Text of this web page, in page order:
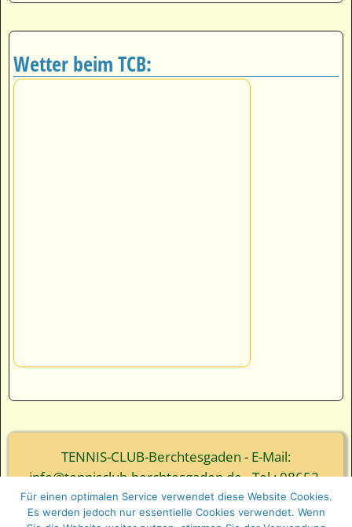
Wetter beim TCB:
TENNIS-CLUB-Berchtesgaden - E-Mail:
info@tennisclub-berchtesgaden.de - Tel.: 08652-
3839
© Webgestaltung - Ernst Wurm und Florian Wurm
Für einen optimalen Service verwendet diese Website Cookies.
Es werden jedoch nur essentielle Cookies verwendet. Wenn